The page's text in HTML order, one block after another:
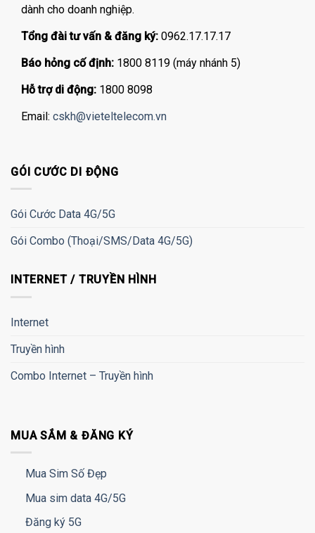
dành cho doanh nghiệp.
Tổng đài tư vấn & đăng ký: 0962.17.17.17
Báo hỏng cố định: 1800 8119 (máy nhánh 5)
Hỗ trợ di động: 1800 8098
Email: cskh@vieteltelecom.vn
GÓI CƯỚC DI ĐỘNG
Gói Cước Data 4G/5G
Gói Combo (Thoại/SMS/Data 4G/5G)
INTERNET / TRUYỀN HÌNH
Internet
Truyền hình
Combo Internet – Truyền hình
MUA SẮM & ĐĂNG KÝ
Mua Sim Số Đẹp
Mua sim data 4G/5G
Đăng ký 5G